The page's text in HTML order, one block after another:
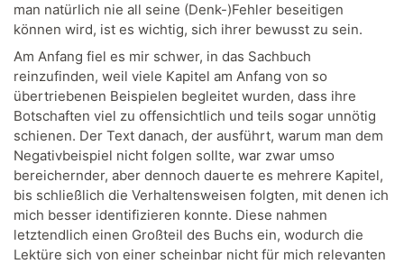
man natürlich nie all seine (Denk-)Fehler beseitigen
können wird, ist es wichtig, sich ihrer bewusst zu sein.
Am Anfang fiel es mir schwer, in das Sachbuch
reinzufinden, weil viele Kapitel am Anfang von so
übertriebenen Beispielen begleitet wurden, dass ihre
Botschaften viel zu offensichtlich und teils sogar unnötig
schienen. Der Text danach, der ausführt, warum man dem
Negativbeispiel nicht folgen sollte, war zwar umso
bereichernder, aber dennoch dauerte es mehrere Kapitel,
bis schließlich die Verhaltensweisen folgten, mit denen ich
mich besser identifizieren konnte. Diese nahmen
letztendlich einen Großteil des Buchs ein, wodurch die
Lektüre sich von einer scheinbar nicht für mich relevanten